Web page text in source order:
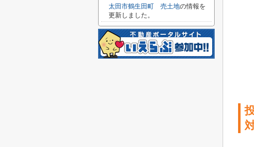
太田市鶴生田町 売土地の情報を
更新しました。